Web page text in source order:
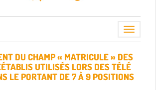
Toggle
DU CHAMP « MATRICULE » DES
UTILISÉS LORS DES TÉLÉ
LE PORTANT DE 7 À 9 POSITIONS